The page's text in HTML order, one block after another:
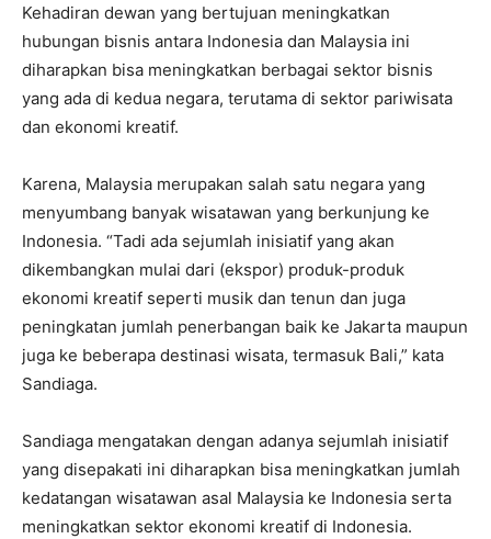
Kehadiran dewan yang bertujuan meningkatkan
hubungan bisnis antara Indonesia dan Malaysia ini
diharapkan bisa meningkatkan berbagai sektor bisnis
yang ada di kedua negara, terutama di sektor pariwisata
dan ekonomi kreatif.
Karena, Malaysia merupakan salah satu negara yang
menyumbang banyak wisatawan yang berkunjung ke
Indonesia. “Tadi ada sejumlah inisiatif yang akan
dikembangkan mulai dari (ekspor) produk-produk
ekonomi kreatif seperti musik dan tenun dan juga
peningkatan jumlah penerbangan baik ke Jakarta maupun
juga ke beberapa destinasi wisata, termasuk Bali,” kata
Sandiaga.
Sandiaga mengatakan dengan adanya sejumlah inisiatif
yang disepakati ini diharapkan bisa meningkatkan jumlah
kedatangan wisatawan asal Malaysia ke Indonesia serta
meningkatkan sektor ekonomi kreatif di Indonesia.